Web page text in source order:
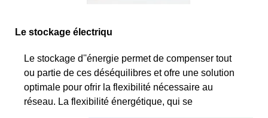
Le stockage électriqu
Le stockage d''énergie permet de compenser tout
ou partie de ces déséquilibres et ofre une solution
optimale pour ofrir la flexibilité nécessaire au
réseau. La flexibilité énergétique, qui se